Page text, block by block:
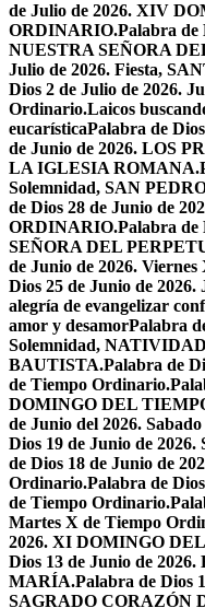
de Julio de 2026. XIV
ORDINARIO.Palabra de
NUESTRA SEÑORA
Julio de 2026. Fiesta,
Dios 2 de Julio de 2026.
Ordinario.Laicos
eucarísticaPalabra de
de Junio de 2026. LOS
LA IGLESIA ROMANA.
Solemnidad, SAN
de Dios 28 de Junio de
ORDINARIO.Palabra de
SEÑORA DEL
de Junio de 2026.
Dios 25 de Junio de
alegría de evangelizar
amor y desamorPalabra
Solemnidad,
BAUTISTA.Palabra de
de Tiempo Ordinario.
DOMINGO DEL
de Junio del 2026.
Dios 19 de Junio de
de Dios 18 de Junio de
Ordinario.Palabra de
de Tiempo Ordinario.
Martes X de Tiempo
2026. XI DOMINGO
Dios 13 de Junio de
MARÍA.Palabra de Dios
SAGRADO CORAZÓN